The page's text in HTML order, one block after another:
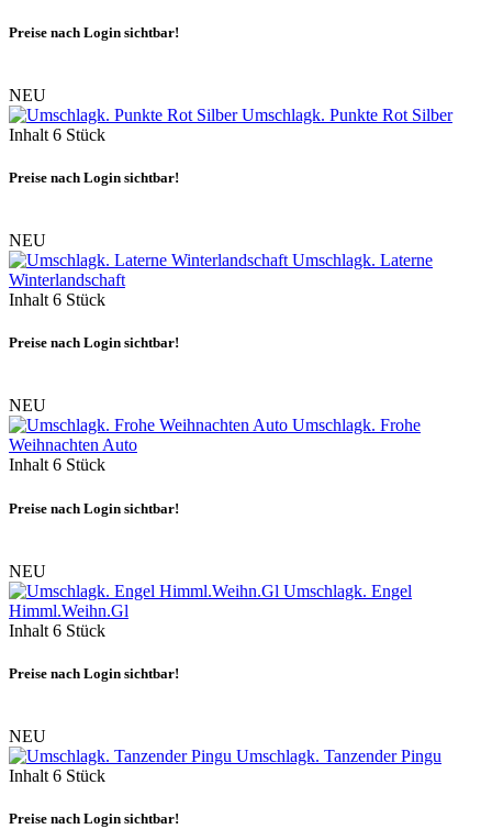
Preise nach Login sichtbar!
NEU
Umschlagk. Punkte Rot Silber
Inhalt 6 Stück
Preise nach Login sichtbar!
NEU
Umschlagk. Laterne
Winterlandschaft
Inhalt 6 Stück
Preise nach Login sichtbar!
NEU
Umschlagk. Frohe
Weihnachten Auto
Inhalt6 Stück
Preise nach Login sichtbar!
NEU
Umschlagk. Engel
Himml.Weihn.Gl
Inhalt 6 Stück
Preise nach Login sichtbar!
NEU
Umschlagk. Tanzender Pingu
Inhalt 6 Stück
Preise nach Login sichtbar!